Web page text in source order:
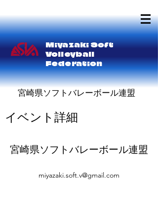
Miyazaki Soft
Volleyball
Federation
宮崎県ソフトバレーボール連盟
イベント詳細
宮崎県ソフトバレーボール連盟
miyazaki.soft.v@gmail.com